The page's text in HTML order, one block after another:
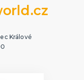
Králové